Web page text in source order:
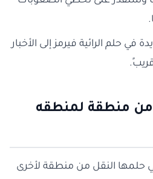
في حلم الرائية فيرمز إلى الأخبار
من منطقة لمنطقه
في حلمها النقل من منطقة لأخرى